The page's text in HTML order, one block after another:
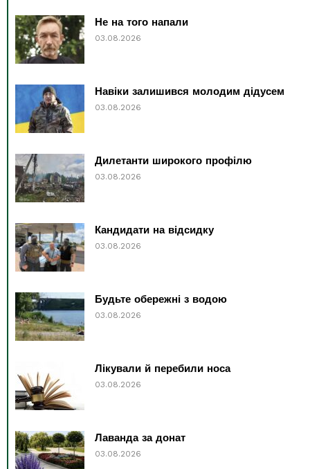
Не на того напали
03.08.2026
Навіки залишився молодим дідусем
03.08.2026
Дилетанти широкого профілю
03.08.2026
Кандидати на відсидку
03.08.2026
Будьте обережні з водою
03.08.2026
Лікували й перебили носа
03.08.2026
Лаванда за донат
03.08.2026